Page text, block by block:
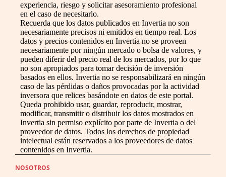
experiencia, riesgo y solicitar asesoramiento profesional
en el caso de necesitarlo.
Recuerda que los datos publicados en Invertia no son
necesariamente precisos ni emitidos en tiempo real. Los
datos y precios contenidos en Invertia no se proveen
necesariamente por ningún mercado o bolsa de valores, y
pueden diferir del precio real de los mercados, por lo que
no son apropiados para tomar decisión de inversión
basados en ellos. Invertia no se responsabilizará en ningún
caso de las pérdidas o daños provocadas por la actividad
inversora que relices basándote en datos de este portal.
Queda prohibido usar, guardar, reproducir, mostrar,
modificar, transmitir o distribuir los datos mostrados en
Invertia sin permiso explícito por parte de Invertia o del
proveedor de datos. Todos los derechos de propiedad
intelectual están reservados a los proveedores de datos
contenidos en Invertia.
NOSOTROS